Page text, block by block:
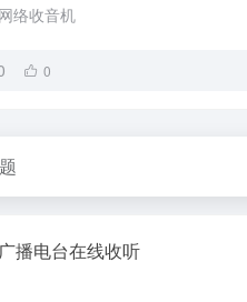
络收音机
0
播电台在线收听